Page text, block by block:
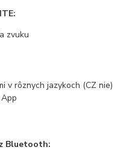
zvuku
v rôznych jazykoch (CZ nie)
Bluetooth: